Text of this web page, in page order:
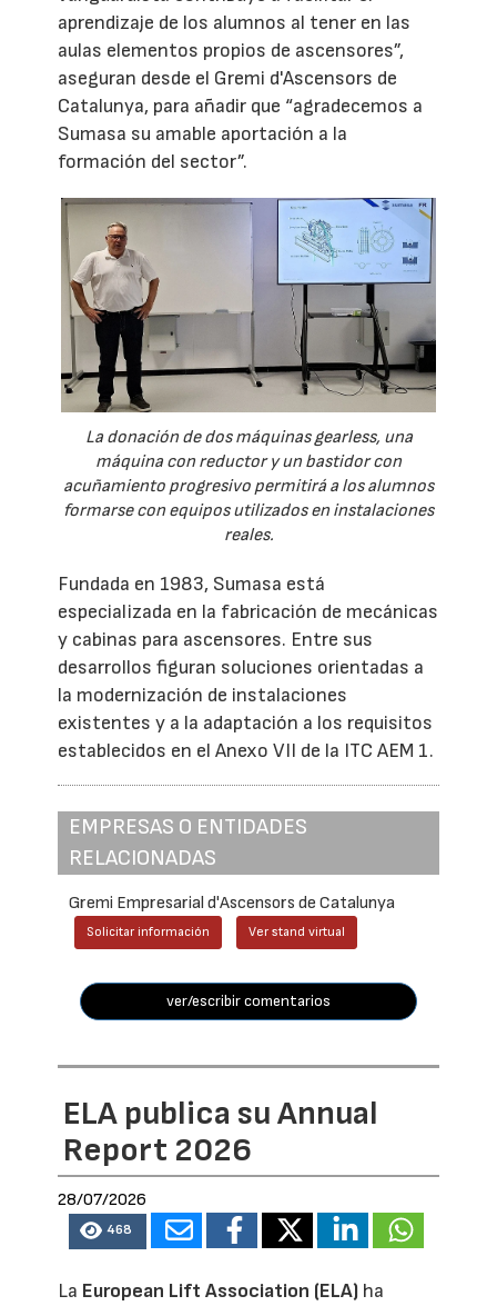
aprendizaje de los alumnos al tener en las
aulas elementos propios de ascensores”,
aseguran desde el Gremi d'Ascensors de
Catalunya, para añadir que “agradecemos a
Sumasa su amable aportación a la
formación del sector”.
La donación de dos máquinas gearless, una
máquina con reductor y un bastidor con
acuñamiento progresivo permitirá a los alumnos
formarse con equipos utilizados en instalaciones
reales.
Fundada en 1983, Sumasa está
especializada en la fabricación de mecánicas
y cabinas para ascensores. Entre sus
desarrollos figuran soluciones orientadas a
la modernización de instalaciones
existentes y a la adaptación a los requisitos
establecidos en el Anexo VII de la ITC AEM 1.
EMPRESAS O ENTIDADES
RELACIONADAS
Gremi Empresarial d'Ascensors de Catalunya
Solicitar información Ver stand virtual
ver/escribir comentarios
ELA publica su Annual
Report 2026
28/07/2026
468
La European Lift Association (ELA) ha